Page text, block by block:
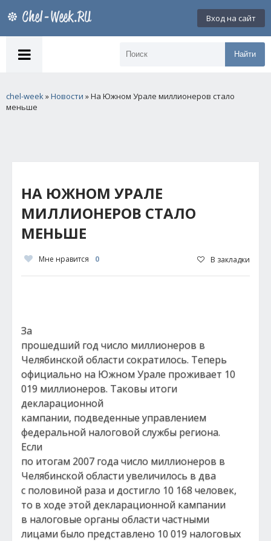
Вход на сайт
Найти
chel-week»Новости » На Южном Урале миллионеров стало
меньше
НА ЮЖНОМ УРАЛЕ
МИЛЛИОНЕРОВ СТАЛО
МЕНЬШЕ
Мне нравится 0 В закладки
За
прошедший год число миллионеров в
Челябинской области сократилось. Теперь
официально на Южном Урале проживает 10
019 миллионеров. Таковы итоги
декларационной
кампании, подведенные управлением
федеральной налоговой службы региона.
Если
по итогам 2007 года число миллионеров в
Челябинской области увеличилось в два
с половиной раза и достигло 10 168 человек,
то в ходе этой декларационной кампании
в налоговые органы области частными
лицами было представлено 10 019 налоговых